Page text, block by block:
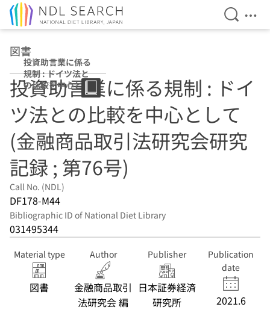
Open
図書
投資助言業に係る
規制 : ドイツ法と
の比較を中心とし
て (金融商品取引
法研究会研究記録
; 第76号)
投資助言業に係る規制 : ドイ
ツ法との比較を中心として
(金融商品取引法研究会研究
記録 ; 第76号)
Call No. (NDL)
DF178-M44
Bibliographic ID of National Diet Library
031495344
Material type
図書
Author
金融商品取引
法研究会 編
Publisher
日本証券経済
研究所
Publication
date
2021.6